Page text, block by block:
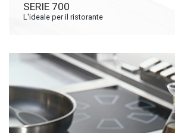
SERIE 700
L'ideale per il ristorante